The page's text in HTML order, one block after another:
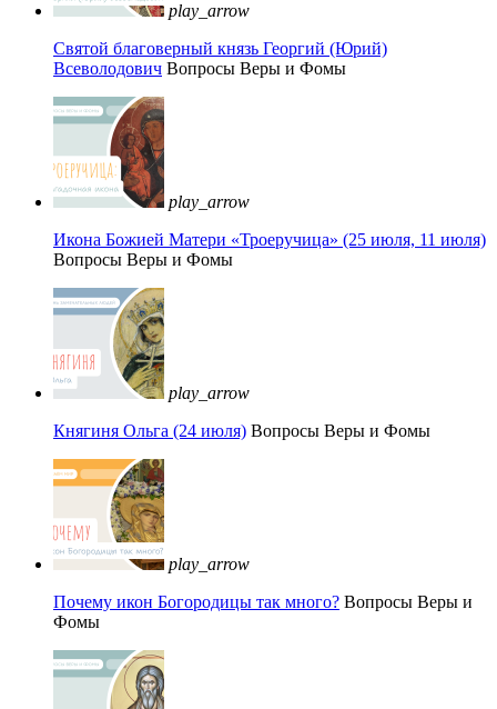
play_arrow
Святой благоверный князь Георгий (Юрий)
Всеволодович Вопросы Веры и Фомы
play_arrow
Икона Божией Матери «Троеручица» (25 июля, 11 июля)
Вопросы Веры и Фомы
play_arrow
Княгиня Ольга (24 июля) Вопросы Веры и Фомы
play_arrow
Почему икон Богородицы так много? Вопросы Веры и
Фомы